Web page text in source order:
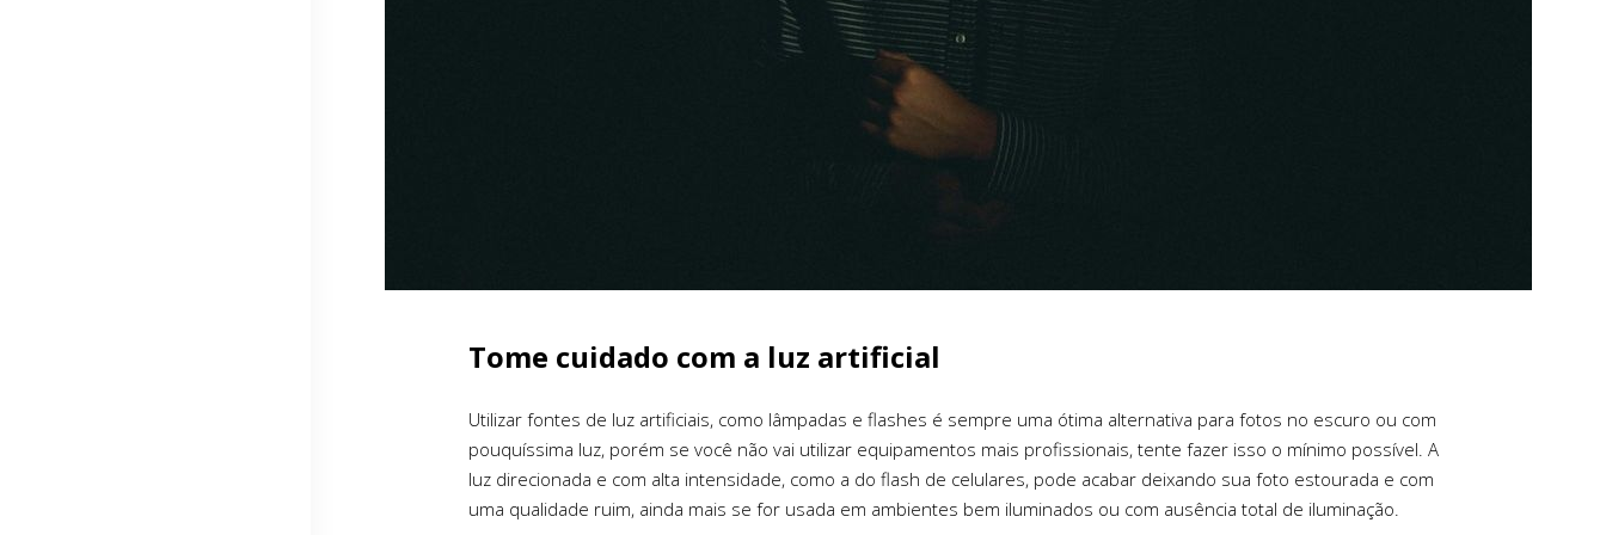
Tome cuidado com a luz artificial
Utilizar fontes de luz artificiais, como lâmpadas e flashes é sempre uma ótima alternativa para fotos no escuro ou com
pouquíssima luz, porém se você não vai utilizar equipamentos mais profissionais, tente fazer isso o mínimo possível. A
luz direcionada e com alta intensidade, como a do flash de celulares, pode acabar deixando sua foto estourada e com
uma qualidade ruim, ainda mais se for usada em ambientes bem iluminados ou com ausência total de iluminação.